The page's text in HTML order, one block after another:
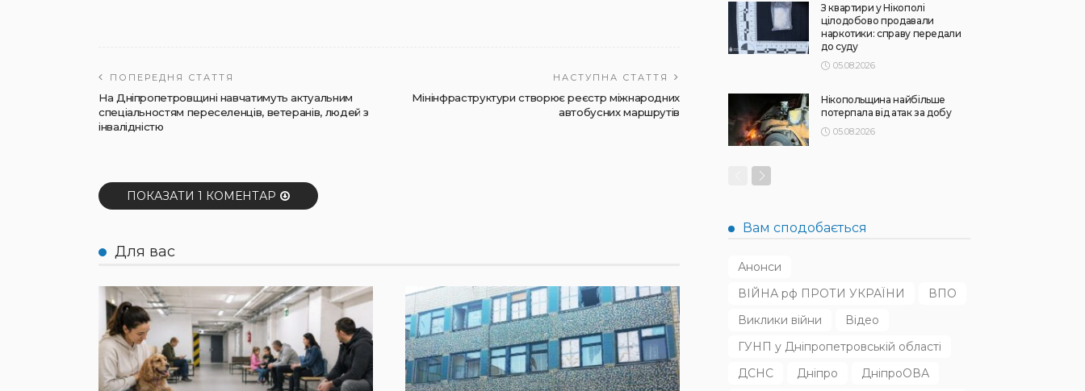
ПОПЕРЕДНЯ СТАТТЯ
На Дніпропетровщині навчатимуть актуальним
спеціальностям переселенців, ветеранів, людей з
інвалідністю
НАСТУПНА СТАТТЯ
Мінінфраструктури створює реєстр міжнародних
автобусних маршрутів
ПОКАЗАТИ 1 КОМЕНТАР
Для вас
З квартири у Нікополі
цілодобово продавали
наркотики: справу передали
до суду
05.08.2026
Нікопольщина найбільше
потерпала від атак за добу
05.08.2026
Вам сподобається
Анонси
ВІЙНА рф ПРОТИ УКРАЇНИ
ВПО
Виклики війни
Відео
ГУНП у Дніпропетровській області
ДСНС
Дніпро
ДніпроОВА